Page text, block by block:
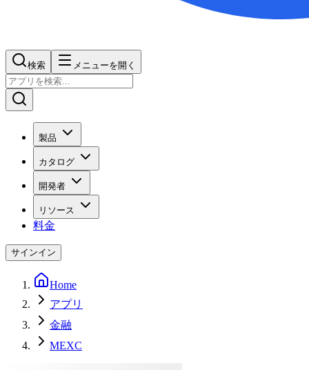
検索 メニューを開く
製品
カタログ
開発者
リソース
料金
サインイン
Home
アプリ
金融
MEXC